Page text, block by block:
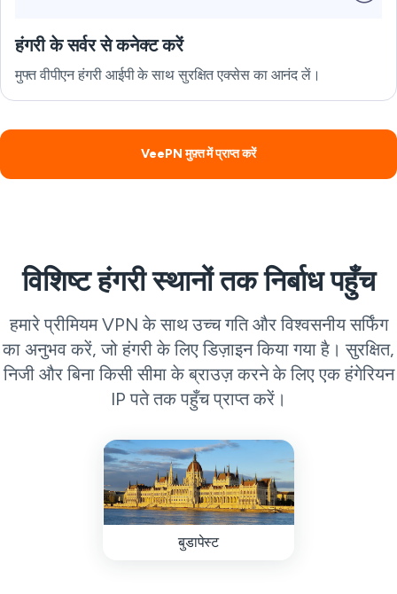
हंगरी के सर्वर से कनेक्ट करें
मुफ्त वीपीएन हंगरी आईपी के साथ सुरक्षित एक्सेस का आनंद लें।
VeePN मुफ़्त में प्राप्त करें
विशिष्ट हंगरी स्थानों तक निर्बाध पहुँच
हमारे प्रीमियम VPN के साथ उच्च गति और विश्वसनीय सर्फिंग
का अनुभव करें, जो हंगरी के लिए डिज़ाइन किया गया है। सुरक्षित,
निजी और बिना किसी सीमा के ब्राउज़ करने के लिए एक हंगेरियन
IP पते तक पहुँच प्राप्त करें।
बुडापेस्ट